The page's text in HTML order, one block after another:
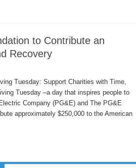
to Contribute an
Recovery
Tuesday: Support Charities with Time,
Tuesday –a day that inspires people to
Company (PG&E) and The PG&E
approximately $250,000 to the American